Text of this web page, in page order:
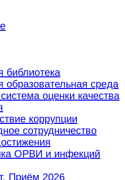
библиотека
образовательная среда
оценки качества
коррупции
сотрудничество
ОРВИ и инфекций
Приём 2026